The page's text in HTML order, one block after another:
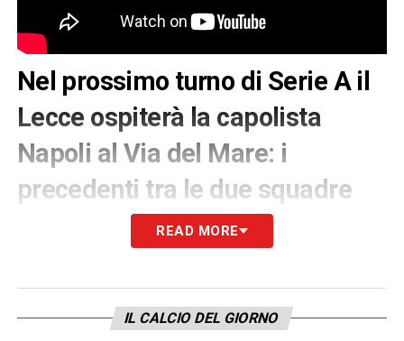
Nel prossimo turno di Serie A il
Lecce ospiterà la capolista
Napoli al Via del Mare: i
precedenti tra le due squadre
Nel prossimo turno di Serie A
del Mare. Il Lecce ha un buon vantaggio sulla
terzultima in classifica, anche se la salvezza
READ MORE
IL CALCIO DEL GIORNO